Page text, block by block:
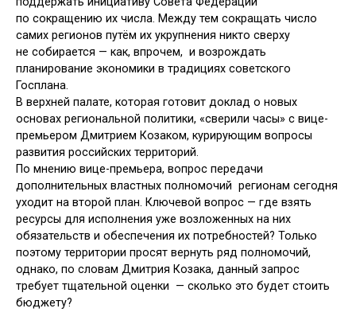
по сокращению их числа. Между тем сокращать число
самих регионов путём их укрупнения никто сверху
не собирается — как, впрочем, и возрождать
планирование экономики в традициях советского
Госплана.
В верхней палате, которая готовит доклад о новых
основах региональной политики, «сверили часы» с вице-
премьером Дмитрием Козаком, курирующим вопросы
развития российских территорий.
По мнению вице-премьера, вопрос передачи
дополнительных властных полномочий регионам сегодня
уходит на второй план. Ключевой вопрос — где взять
ресурсы для исполнения уже возложенных на них
обязательств и обеспечения их потребностей? Только
поэтому территории просят вернуть ряд полномочий,
однако, по словам Дмитрия Козака, данный запрос
требует тщательной оценки — сколько это будет стоить
бюджету?